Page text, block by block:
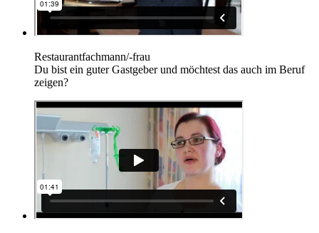
Restaurantfachmann/-frau
Du bist ein guter Gastgeber und möchtest das auch im Beruf
zeigen?